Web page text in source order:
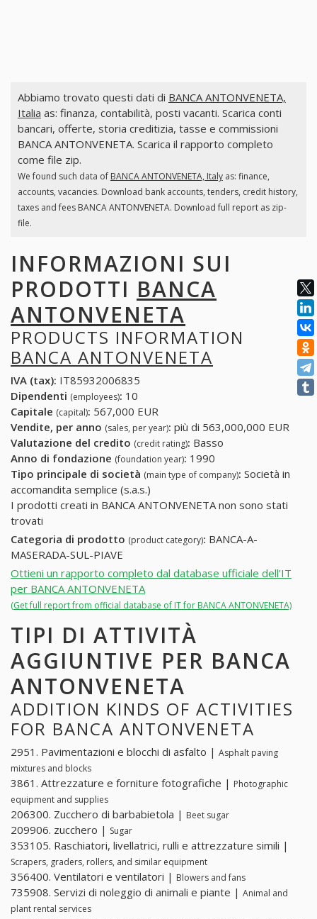
Abbiamo trovato questi dati di BANCA ANTONVENETA,
Italia as: finanza, contabilità, posti vacanti. Scarica conti
bancari, offerte, storia creditizia, tasse e commissioni
BANCA ANTONVENETA. Scarica il rapporto completo
come file zip.
We found such data of BANCA ANTONVENETA, Italyas: finance,
accounts, vacancies. Download bank accounts, tenders, credit history,
taxes and fees BANCA ANTONVENETA. Download full report as zip-
file.
INFORMAZIONI SUI
PRODOTTI BANCA
ANTONVENETA
PRODUCTS INFORMATION
BANCA ANTONVENETA
IVA (tax): IT85932006835
Dipendenti (employees): 10
Capitale (capital): 567,000 EUR
Vendite, per anno (sales, per year): più di 563,000,000 EUR
Valutazione del credito (credit rating): Basso
Anno di fondazione (foundation year): 1990
Tipo principale di società (main type of company): Società in
accomandita semplice (s.a.s.)
I prodotti creati in BANCA ANTONVENETA non sono stati
trovati
Categoria di prodotto (product category): BANCA-A-
MASERADA-SUL-PIAVE
Ottieni un rapporto completo dal database ufficiale dell'IT
per BANCA ANTONVENETA
(Get full report from official database of IT for BANCA ANTONVENETA)
TIPI DI ATTIVITÀ
AGGIUNTIVE PER BANCA
ANTONVENETA
ADDITION KINDS OF ACTIVITIES
FOR BANCA ANTONVENETA
2951. Pavimentazioni e blocchi di asfalto | Asphalt paving
mixtures and blocks
3861. Attrezzature e forniture fotografiche | Photographic
equipment and supplies
206300. Zucchero di barbabietola | Beet sugar
209906. zucchero | Sugar
353105. Raschiatori, livellatrici, rulli e attrezzature simili |
Scrapers, graders, rollers, and similar equipment
356400. Ventilatori e ventilatori | Blowers and fans
735908. Servizi di noleggio di animali e piante | Animal and
plant rental services